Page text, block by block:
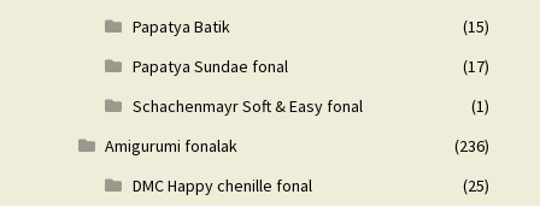
Papatya Batik
(15)
Papatya Sundae fonal
(17)
Schachenmayr Soft & Easy fonal
(1)
Amigurumi fonalak
(236)
DMC Happy chenille fonal
(25)